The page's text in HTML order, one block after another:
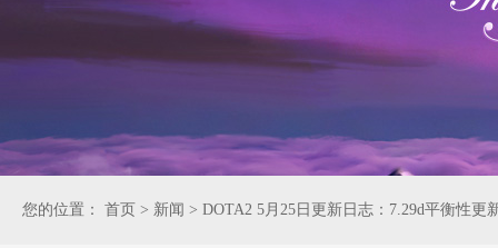
您的位置： 首页 > 新闻 > DOTA2 5月25日更新日志：7.29d平衡性更